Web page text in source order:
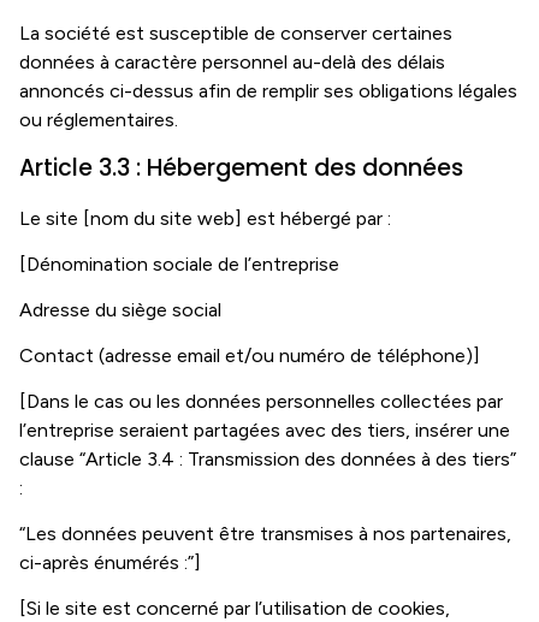
La société est susceptible de conserver certaines
données à caractère personnel au-delà des délais
annoncés ci-dessus afin de remplir ses obligations légales
ou réglementaires.
Article 3.3 : Hébergement des données
Le site [nom du site web] est hébergé par :
[Dénomination sociale de l’entreprise
Adresse du siège social
Contact (adresse email et/ou numéro de téléphone)]
[Dans le cas ou les données personnelles collectées par
l’entreprise seraient partagées avec des tiers, insérer une
clause “Article 3.4 : Transmission des données à des tiers”
:
“Les données peuvent être transmises à nos partenaires,
ci-après énumérés :”]
[Si le site est concerné par l’utilisation de cookies,